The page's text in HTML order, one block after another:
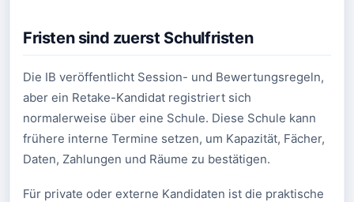
Fristen sind zuerst Schulfristen
Die IB veröffentlicht Session- und Bewertungsregeln,
aber ein Retake-Kandidat registriert sich
normalerweise über eine Schule. Diese Schule kann
frühere interne Termine setzen, um Kapazität, Fächer,
Daten, Zahlungen und Räume zu bestätigen.
Für private oder externe Kandidaten ist die praktische